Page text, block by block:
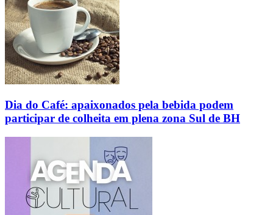
Dia do Café: apaixonados pela bebida podem
participar de colheita em plena zona Sul de BH